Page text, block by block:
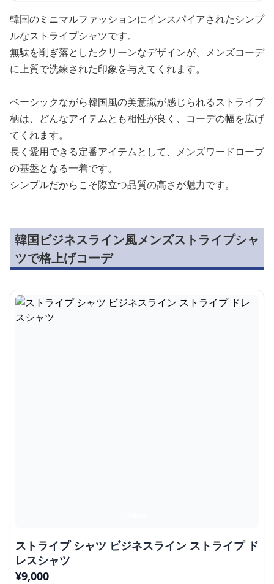
韓国のミニマルファッションにインスパイアされたシンプ
ルなストライプシャツです。
無駄を削ぎ落としたクリーンなデザインが、メンズコーデ
に上質で洗練された印象を与えてくれます。
ベーシックながら韓国風の美意識が感じられるストライプ
柄は、どんなアイテムとも相性が良く、コーデの幅を広げ
てくれます。
長く愛用できる定番アイテムとして、メンズワードローブ
の基盤となる一着です。
シンプルだからこそ際立つ品質の高さが魅力です。
韓国ビジネスライン風メンズストライプシャ
ツで格上げコーデ
ストライプ シャツ ビジネスライン ストライプ ド
レスシャツ
¥9,000